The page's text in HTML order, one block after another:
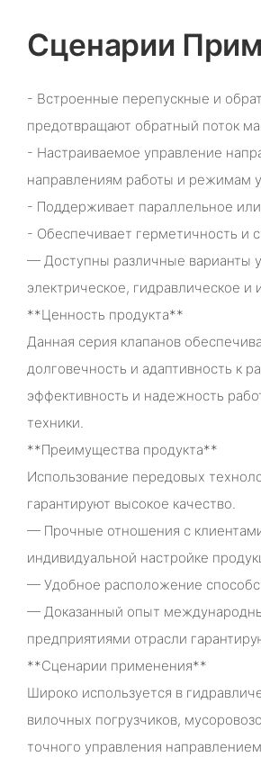
Сценарии
- Встроенные перепускные и
предотвращают обратный поток
- Настраиваемое управление
направлениям работы и режимам
- Поддерживает параллельное
- Обеспечивает герметичность и
— Доступны различные варианты
электрическое, гидравлическое и
**Ценность продукта**
Данная серия клапанов
долговечность и адаптивность к
эффективность и надежность
техники.
**Преимущества продукта**
Использование передовых
гарантируют высокое качество.
— Прочные отношения с
индивидуальной настройке
— Удобное расположение
— Доказанный опыт
предприятиями отрасли
**Сценарии применения**
Широко используется в
вилочных погрузчиков,
точного управления